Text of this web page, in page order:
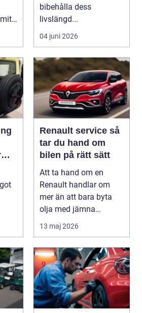
bibehålla dess
livslängd...
04 juni 2026
Renault service så
tar du hand om
bilen på rätt sätt
Att ta hand om en
Renault handlar om
mer än att bara byta
olja med jämna
mellanrum. För många
biläga...
13 maj 2026